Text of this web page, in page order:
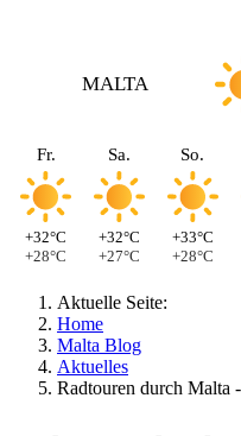
MALTA
Fr.
+32°C
+28°C
Sa.
+32°C
+27°C
So.
+33°C
+28°C
Aktuelle Seite:
Home
Malta Blog
Aktuelles
Radtouren durch Malta